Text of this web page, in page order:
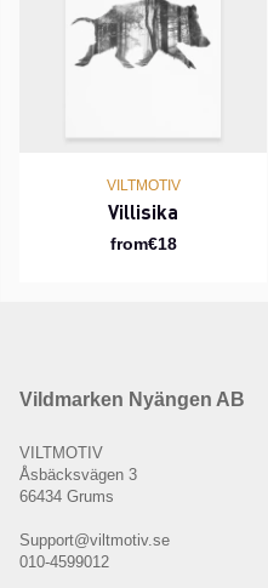
VILTMOTIV
Villisika
from€18
Vildmarken Nyängen AB
VILTMOTIV
Åsbäcksvägen 3
66434 Grums
Support@viltmotiv.se
010-4599012